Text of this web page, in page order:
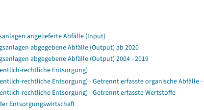
angelieferte Abfälle (Input)
abgegebene Abfälle (Output) ab 2020
abgegebene Abfälle (Output) 2004 - 2019
rechtliche Entsorgung)
rechtliche Entsorgung) - Getrennt erfasste organische Abfälle -
rechtliche Entsorgung) - Getrennt erfasste Wertstoffe -
Entsorgungswirtschaft